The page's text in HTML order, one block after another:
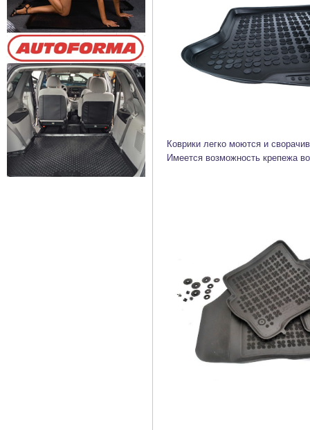
Коврики легко моются и
Имеется возможность крепежа